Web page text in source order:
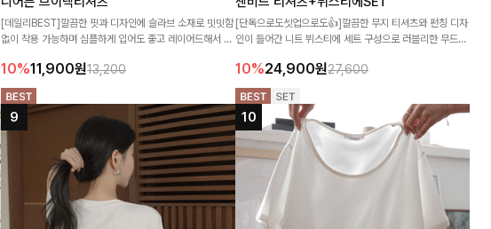
[데일리BEST]깔끔한 핏과 디자인에 슬라브 소재로 밋밋함
없이 착용 가능하며 심플하게 입어도 좋고 레이어드해서 입
10%11,900원13,200
[단독으로도셋업으로도👍]깔끔한 무지 티셔츠와 펀칭 디자
인이 들어간 니트 뷔스티에 세트 구성으로 러블리한 무드를
10%24,900원27,600